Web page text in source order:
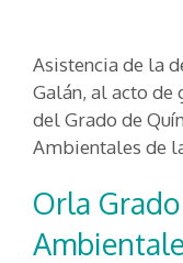
Asistencia de la
Galán, al acto de
del Grado de
Ambientales de
Orla